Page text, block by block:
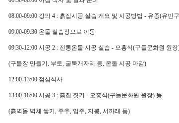
08:00-09:00 강의 4 : 흙집시공 실습 개요 및 시공방법 - 유종(유민
09:00-09:30 온돌 실습장으로 이동
09:30-12:00 시공 2 : 전통온돌 시공 실습 - 오홍식(구들문화원 원장
(구들장 만들기, 부토, 굴뚝개자리 등, 온돌 시공 마감)
12:00-13:00 점심식사
13:00-18:00 시공 3 : 흙집 짓기 - 오홍식(구들문화원 원장) 등
(흙벽돌 벽체 쌓기, 주추, 입주, 지붕, 서까래 등)